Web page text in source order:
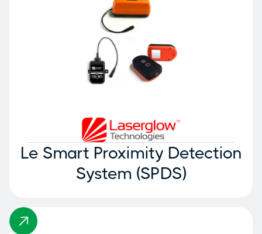
Le Smart Proximity Detection
System (SPDS)